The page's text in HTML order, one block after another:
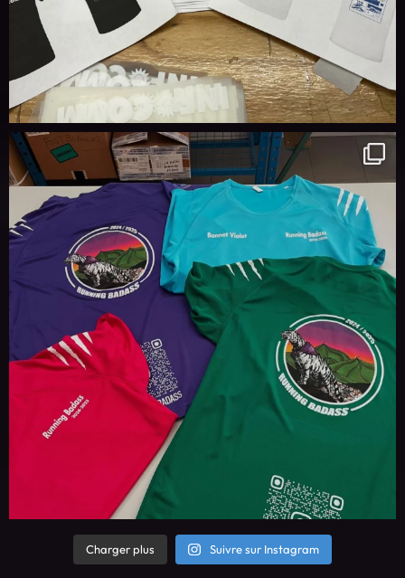
Charger plus Suivre sur Instagram